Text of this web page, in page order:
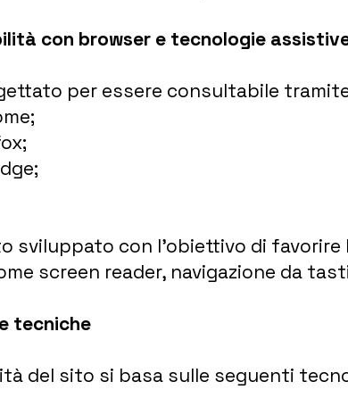
con browser e tecnologie
per essere consultabile
sviluppato con l’obiettivo di
screen reader, navigazione da
tecniche
del sito si basa sulle seguenti